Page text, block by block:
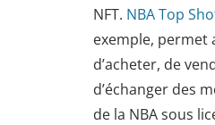
NFT. NBA Top
exemple, permet
d’acheter, de
d’échanger des
de la NBA sous